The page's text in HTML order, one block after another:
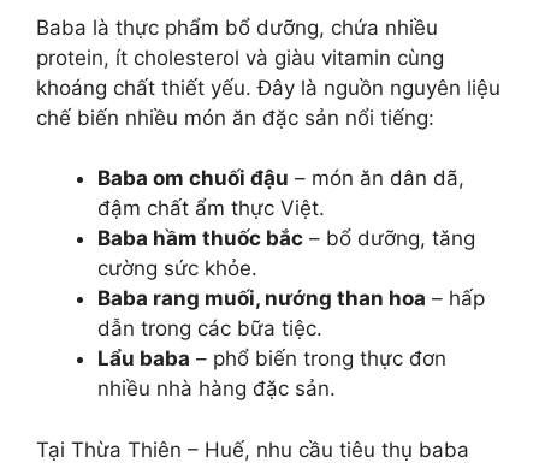
Baba là thực phẩm bổ dưỡng, chứa nhiều
protein, ít cholesterol và giàu vitamin cùng
khoáng chất thiết yếu. Đây là nguồn nguyên liệu
chế biến nhiều món ăn đặc sản nổi tiếng:
Baba om chuối đậu – món ăn dân dã,
đậm chất ẩm thực Việt.
Baba hầm thuốc bắc – bổ dưỡng, tăng
cường sức khỏe.
Baba rang muối, nướng than hoa – hấp
dẫn trong các bữa tiệc.
Lẩu baba – phổ biến trong thực đơn
nhiều nhà hàng đặc sản.
Tại Thừa Thiên – Huế, nhu cầu tiêu thụ baba